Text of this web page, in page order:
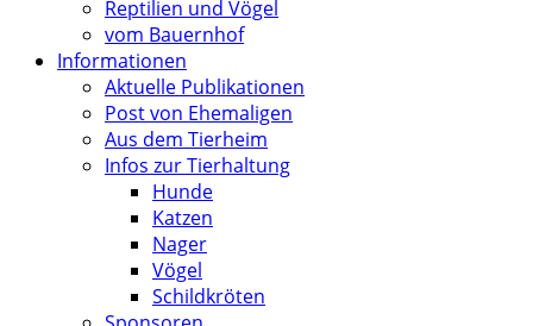
Reptilien und Vögel
vom Bauernhof
Informationen
Aktuelle Publikationen
Post von Ehemaligen
Aus dem Tierheim
Infos zur Tierhaltung
Hunde
Katzen
Nager
Vögel
Schildkröten